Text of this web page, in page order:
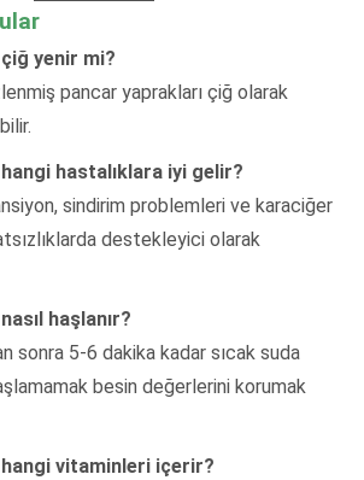
yenir mi?
pancar yaprakları çiğ olarak
hastalıklara iyi gelir?
sindirim problemleri ve karaciğer
destekleyici olarak
haşlanır?
sonra 5-6 dakika kadar sıcak suda
besin değerlerini korumak
hangi vitaminleri içerir?